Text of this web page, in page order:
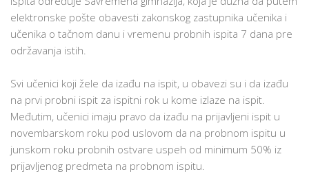
elektronske pošte obavesti zakonskog zastupnika učenika i
učenika o tačnom danu i vremenu probnih ispita 7 dana pre
održavanja istih.
Svi učenici koji žele da izađu na ispit, u obavezi su i da izađu
na prvi probni ispit za ispitni rok u kome izlaze na ispit.
Međutim, učenici imaju pravo da izađu na prijavljeni ispit u
novembarskom roku pod uslovom da na probnom ispitu u
junskom roku probnih ostvare uspeh od minimum 50% iz
prijavljenog predmeta na probnom ispitu.